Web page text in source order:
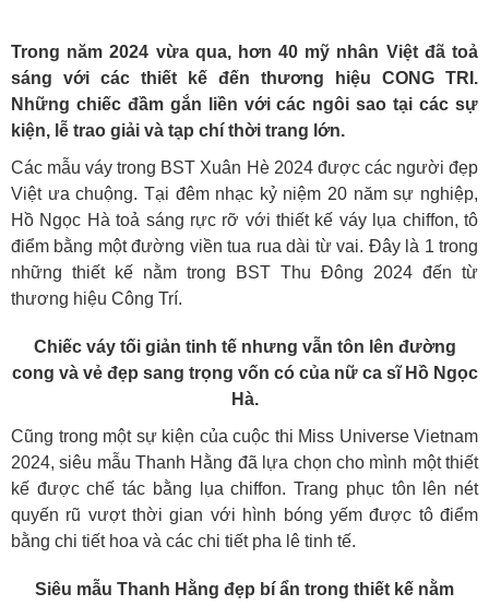
Trong năm 2024 vừa qua, hơn 40 mỹ nhân Việt đã toả
sáng với các thiết kế đến thương hiệu CONG TRI.
Những chiếc đầm gắn liền với các ngôi sao tại các sự
kiện, lễ trao giải và tạp chí thời trang lớn.
Các mẫu váy trong BST Xuân Hè 2024 được các người đẹp
Việt ưa chuộng. Tại đêm nhạc kỷ niệm 20 năm sự nghiệp,
Hồ Ngọc Hà toả sáng rực rỡ với thiết kế váy lụa chiffon, tô
điểm bằng một đường viền tua rua dài từ vai. Đây là 1 trong
những thiết kế nằm trong BST Thu Đông 2024 đến từ
thương hiệu Công Trí.
Chiếc váy tối giản tinh tế nhưng vẫn tôn lên đường
cong và vẻ đẹp sang trọng vốn có của nữ ca sĩ Hồ Ngọc
Hà.
Cũng trong một sự kiện của cuộc thi Miss Universe Vietnam
2024, siêu mẫu Thanh Hằng đã lựa chọn cho mình một thiết
kế được chế tác bằng lụa chiffon. Trang phục tôn lên nét
quyến rũ vượt thời gian với hình bóng yếm được tô điểm
bằng chi tiết hoa và các chi tiết pha lê tinh tế.
Siêu mẫu Thanh Hằng đẹp bí ẩn trong thiết kế nằm